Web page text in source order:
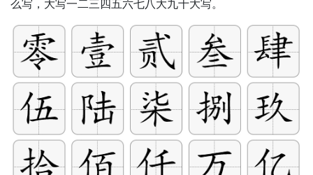
么写，大写一二三四五六七八大九十大写。